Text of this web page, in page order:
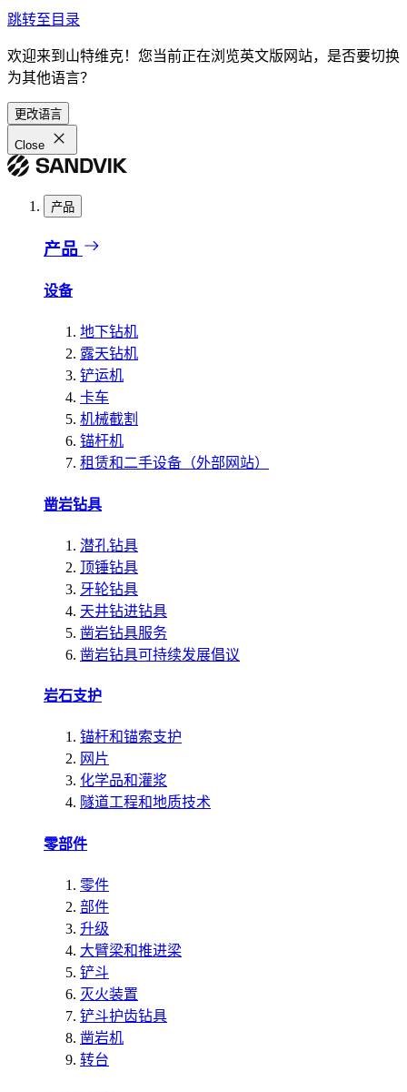
跳转至目录
欢迎来到山特维克！您当前正在浏览英文版网站，是否要切换
为其他语言？
更改语言
Close
产品
产品
设备
地下钻机
露天钻机
铲运机
卡车
机械截割
锚杆机
租赁和二手设备（外部网站）
凿岩钻具
潜孔钻具
顶锤钻具
牙轮钻具
天井钻进钻具
凿岩钻具服务
凿岩钻具可持续发展倡议
岩石支护
锚杆和锚索支护
网片
化学品和灌浆
隧道工程和地质技术
零部件
零件
部件
升级
大臂梁和推进梁
铲斗
灭火装置
铲斗护齿钻具
凿岩机
转台